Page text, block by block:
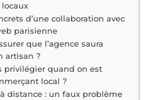
d’une collaboration avec
parisienne
que l’agence saura
artisan ?
privilégier quand on est
local ?
distance : un faux problème